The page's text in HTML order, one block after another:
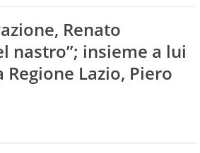
Renato
nastro”; insieme a lui
Lazio, Piero
FORUM PA